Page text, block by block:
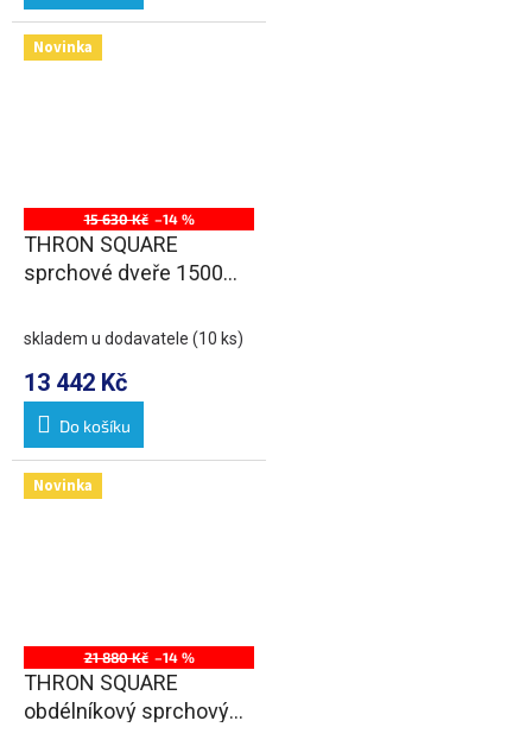
Novinka
15 630 Kč –14 %
THRON SQUARE
sprchové dveře 1500
čiré sklo
skladem u dodavatele (10 ks)
13 442 Kč
Do košíku
Novinka
21 880 Kč –14 %
THRON SQUARE
obdélníkový sprchový